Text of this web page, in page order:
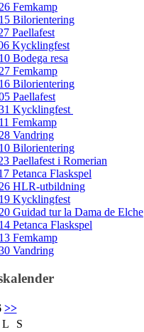
Femkamp
Bilorientering
Paellafest
Kycklingfest
Bodega resa
Femkamp
Bilorientering
Paellafest
Kycklingfest
Femkamp
Vandring
Bilorientering
Paellafest i Romerian
Petanca Flaskspel
HLR-utbildning
Kycklingfest
Guidad tur la Dama de Elche
Petanca Flaskspel
Femkamp
Vandring
>>
L
S